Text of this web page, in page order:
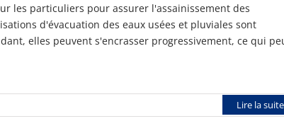
les particuliers pour assurer l'assainissement des
d'évacuation des eaux usées et pluviales sont
elles peuvent s'encrasser progressivement, ce qui
Lire la suite